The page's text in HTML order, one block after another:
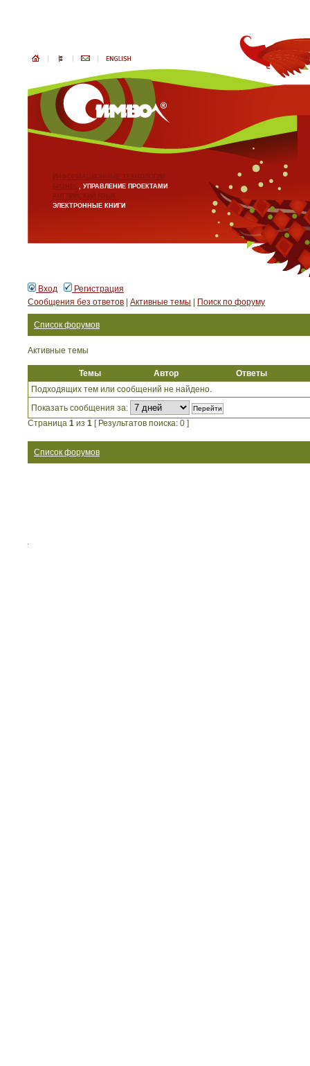
ИНФОРМАЦИОННЫЕ ТЕХНОЛОГИИ
БИЗНЕС, УПРАВЛЕНИЕ ПРОЕКТАМИ
АНГЛИЙСКИЙ ЯЗЫК
ЭЛЕКТРОННЫЕ КНИГИ
Вход
Регистрация
Сообщения без ответов
Активные темы Поиск по форуму
Список форумов
Активные темы
Темы Автор
Ответы
Подходящих тем или сообщений не найдено.
Показать сообщения за:
Страница 1 из 1 [ Результатов поиска: 0 ]
Список форумов